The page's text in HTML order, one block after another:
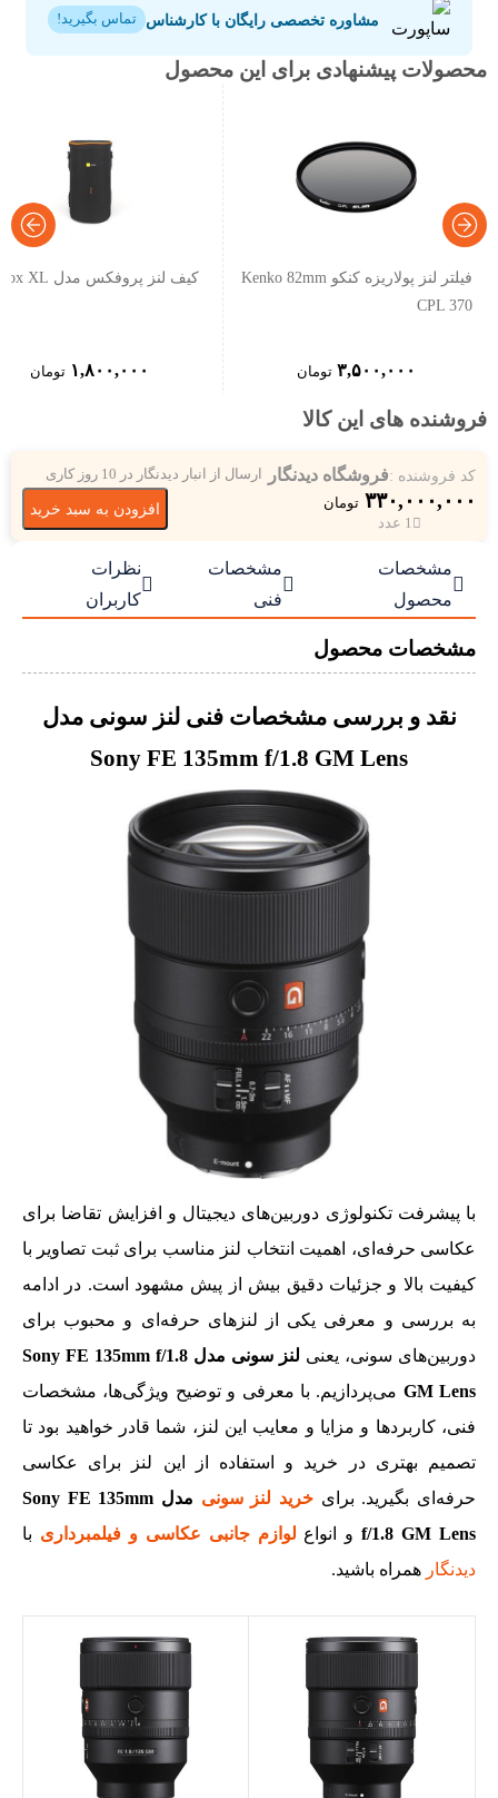
مشاوره تخصصی رایگان با کارشناس تماس بگیرید!
محصولات پیشنهادی برای این محصول
فیلتر لنز پولاریزه کنکو Kenko 82mm
CPL 370
۳,۵۰۰,۰۰۰ تومان
کیف لنز پروفکس مدل Profox XL
۱,۸۰۰,۰۰۰ تومان
فروشنده های این کالا
کد فروشنده :فروشگاه دیدنگار ارسال از انبار دیدنگار در 10 روز کاری
۳۳۰,۰۰۰,۰۰۰ تومان
1 عدد
افزودن به سبد خرید

مشخصات
محصول

مشخصات
فنی

نظرات
کاربران
مشخصات محصول
نقد و بررسی مشخصات فنی لنز سونی مدل
Sony FE 135mm f/1.8 GM Lens
با پیشرفت تکنولوژی دوربین‌های دیجیتال و افزایش تقاضا برای
عکاسی حرفه‌ای، اهمیت انتخاب لنز مناسب برای ثبت تصاویر با
کیفیت بالا و جزئیات دقیق بیش از پیش مشهود است. در ادامه
به بررسی و معرفی یکی از لنز‌های حرفه‌ای و محبوب برای
دوربین‌های سونی، یعنی
لنز سونی مدل Sony FE 135mm f/1.8
GM Lens می‌پردازیم. با معرفی و توضیح ویژگی‌ها، مشخصات
فنی، کاربردها و مزایا و معایب این لنز، شما قادر خواهید بود تا
تصمیم بهتری در خرید و استفاده از این لنز برای عکاسی
حرفه‌ای بگیرید. برای خرید لنز سونی
مدل Sony FE 135mm
f/1.8 GM Lensو انواع لوازم جانبی عکاسی و فیلمبرداری با
دیدنگار همراه باشید.